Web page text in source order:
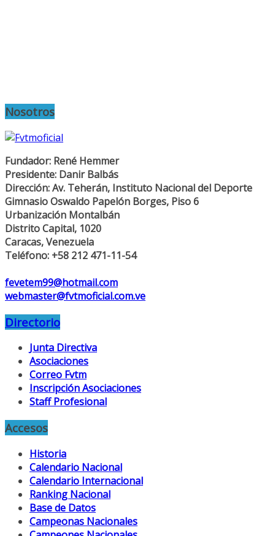
Nosotros
Fundador: René Hemmer
Presidente: Danir Balbás
Dirección: Av. Teherán, Instituto Nacional del Deporte
Gimnasio Oswaldo Papelón Borges, Piso 6
Urbanización Montalbán
Distrito Capital, 1020
Caracas, Venezuela
Teléfono: +58 212 471-11-54
fevetem99@hotmail.com
webmaster@fvtmoficial.com.ve
Directorio
Junta Directiva
Asociaciones
Correo Fvtm
Inscripción Asociaciones
Staff Profesional
Accesos
Historia
Calendario Nacional
Calendario Internacional
Ranking Nacional
Base de Datos
Campeonas Nacionales